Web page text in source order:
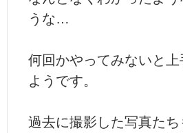
うな…
何回かやってみないと
ようです。
過去に撮影した写真た